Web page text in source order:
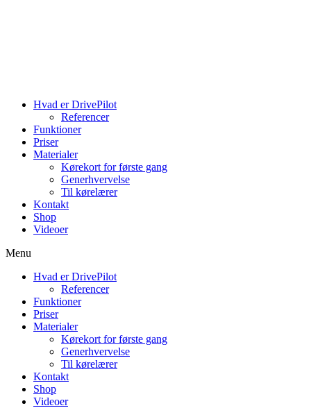
Hvad er DrivePilot
Referencer
Funktioner
Priser
Materialer
Kørekort for første gang
Generhvervelse
Til kørelærer
Kontakt
Shop
Videoer
Menu
Hvad er DrivePilot
Referencer
Funktioner
Priser
Materialer
Kørekort for første gang
Generhvervelse
Til kørelærer
Kontakt
Shop
Videoer